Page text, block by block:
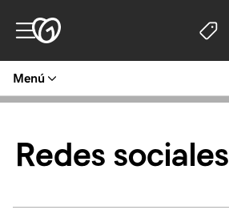
Menú
Redes sociales